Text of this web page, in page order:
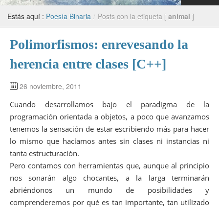
Estás aquí : Poesía Binaria / Posts con la etiqueta [ animal ]
Polimorfismos: enrevesando la
herencia entre clases [C++]
26 noviembre, 2011
Cuando desarrollamos bajo el paradigma de la
programación orientada a objetos, a poco que avanzamos
tenemos la sensación de estar escribiendo más para hacer
lo mismo que hacíamos antes sin clases ni instancias ni
tanta estructuración.
Pero contamos con herramientas que, aunque al principio
nos sonarán algo chocantes, a la larga terminarán
abriéndonos un mundo de posibilidades y
comprenderemos por qué es tan importante, tan utilizado